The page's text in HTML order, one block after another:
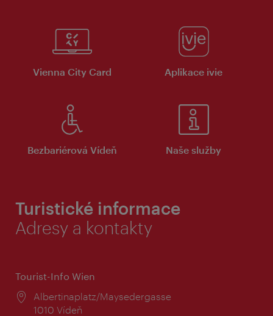
Vienna City Card Aplikace ivie
Bezbariérová Vídeň Naše služby
Turistické informace
Adresy a kontakty
Tourist-Info Wien
Místo:
Albertinaplatz/Maysedergasse
1010 Vídeň